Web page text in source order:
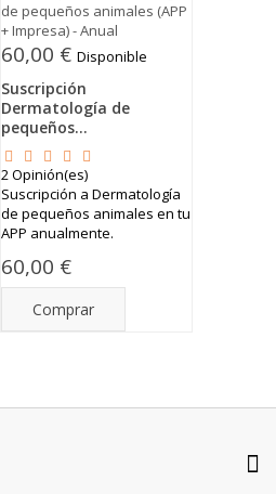
60,00 € Disponible
Suscripción
Dermatología de
pequeños...
2Opinión(es)
Suscripción a Dermatología
de pequeños animales en tu
APP anualmente.
60,00 €
Comprar